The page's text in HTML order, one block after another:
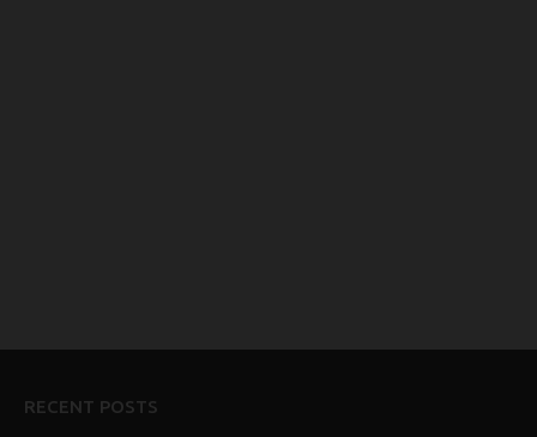
RECENT POSTS